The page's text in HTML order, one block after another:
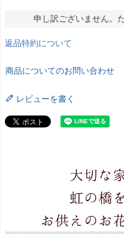
申し訳ございません。
返品特約について
商品についてのお問い合わせ
レビューを書く